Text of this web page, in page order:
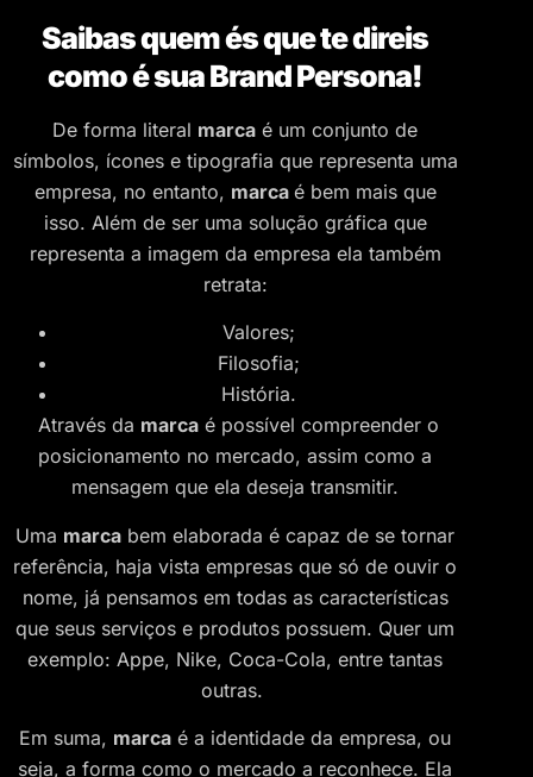
Saibas quem és que te direis
como é sua Brand Persona!
De forma literal marca é um conjunto de
símbolos, ícones e tipografia que representa uma
empresa, no entanto, marca é bem mais que
isso. Além de ser uma solução gráfica que
representa a imagem da empresa ela também
retrata:
Valores;
Filosofia;
História.
Através da marcaé possível compreender o
posicionamento no mercado, assim como a
mensagem que ela deseja transmitir.
Uma marca bem elaborada é capaz de se tornar
referência, haja vista empresas que só de ouvir o
nome, já pensamos em todas as características
que seus serviços e produtos possuem. Quer um
exemplo: Appe, Nike, Coca-Cola, entre tantas
outras.
Em suma, marca é a identidade da empresa, ou
seja, a forma como o mercado a reconhece. Ela